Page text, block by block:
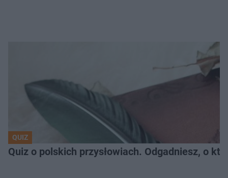
QUIZ
Quiz o polskich przysłowiach. Odgadniesz, o